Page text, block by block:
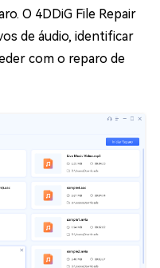
O 4DDiG File Repair
de áudio, identificar
com o reparo de